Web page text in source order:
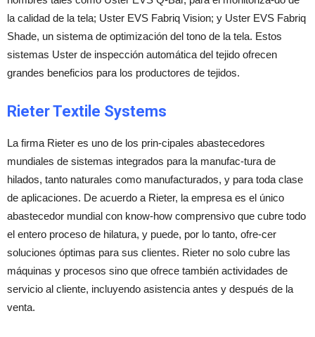
la calidad de la tela; Uster EVS Fabriq Vision; y Uster EVS Fabriq
Shade, un sistema de optimización del tono de la tela. Estos
sistemas Uster de inspección automática del tejido ofrecen
grandes beneficios para los productores de tejidos.
Rieter Textile Systems
La firma Rieter es uno de los prin-cipales abastecedores
mundiales de sistemas integrados para la manufac-tura de
hilados, tanto naturales como manufacturados, y para toda clase
de aplicaciones. De acuerdo a Rieter, la empresa es el único
abastecedor mundial con know-how comprensivo que cubre todo
el entero proceso de hilatura, y puede, por lo tanto, ofre-cer
soluciones óptimas para sus clientes. Rieter no solo cubre las
máquinas y procesos sino que ofrece también actividades de
servicio al cliente, incluyendo asistencia antes y después de la
venta.